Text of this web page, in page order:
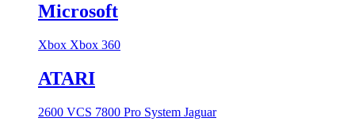
Microsoft
Xbox Xbox 360
ATARI
2600 VCS 7800 Pro System Jaguar